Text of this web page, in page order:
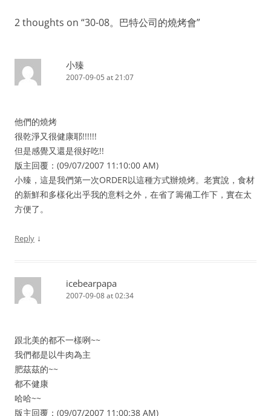
2 thoughts on “30-08。巴特公司的燒烤會”
小臻
2007-09-05 at 21:07
他們的燒烤
很乾淨又很健康耶!!!!!!
但是感覺又還是很好吃!!
版主回覆：(09/07/2007 11:10:00 AM)
小臻，這是我們第一次ORDER以這種方式辦燒烤。老實說，食材
的新鮮和多樣化出乎我的意料之外，在省了籌備工作下，實在太
方便了。
Reply ↓
icebearpapa
2007-09-08 at 02:34
跟北美的都不一樣咧~~
我們都是以牛肉為主
肥茲茲的~~
都不健康
哈哈~~
版主回覆：(09/07/2007 11:00:38 AM)